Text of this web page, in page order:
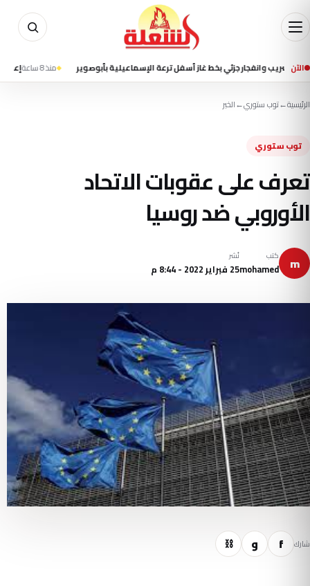
الآن جزئي بخط غاز أسفل ترعة الإسماعيلية بأبوصوير منذ 8 ساعة إعلام إيراني
الرئيسية←توب ستوري←الخبر
توب ستوري
تعرف على عقوبات الاتحاد
الأوروبي ضد روسيا
m كتب
mohamed
نُشر
25 فبراير 2022 - 8:44 م
شارك f و ⛓